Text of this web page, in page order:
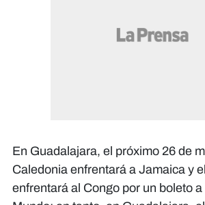
En Guadalajara, el próximo 26 de
Caledonia enfrentará a Jamaica y
enfrentará al Congo por un boleto a